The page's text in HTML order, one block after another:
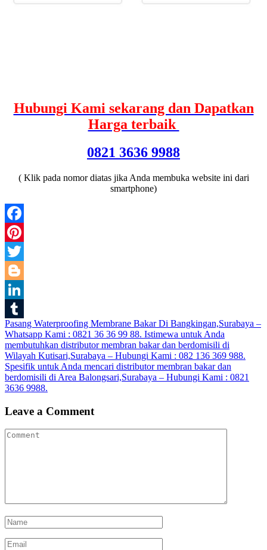
Hubungi Kami sekarang dan Dapatkan
Harga terbaik
0821 3636 9988
( Klik pada nomor diatas jika Anda membuka website ini dari
smartphone)
Facebook
Pinterest
Twitter
Blogger
LinkedIn
Tumblr
Post
navigation
Pasang Waterproofing Membrane Bakar Di Bangkingan,Surabaya –
Whatsapp Kami : 0821 36 36 99 88. Istimewa untuk Anda
membutuhkan distributor membran bakar dan berdomisili di
Wilayah Kutisari,Surabaya – Hubungi Kami : 082 136 369 988.
Spesifik untuk Anda mencari distributor membran bakar dan
berdomisili di Area Balongsari,Surabaya – Hubungi Kami : 0821
3636 9988.
Leave a Comment